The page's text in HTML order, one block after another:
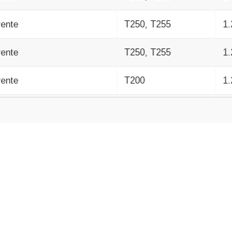
T250, T255
T250, T255
T200